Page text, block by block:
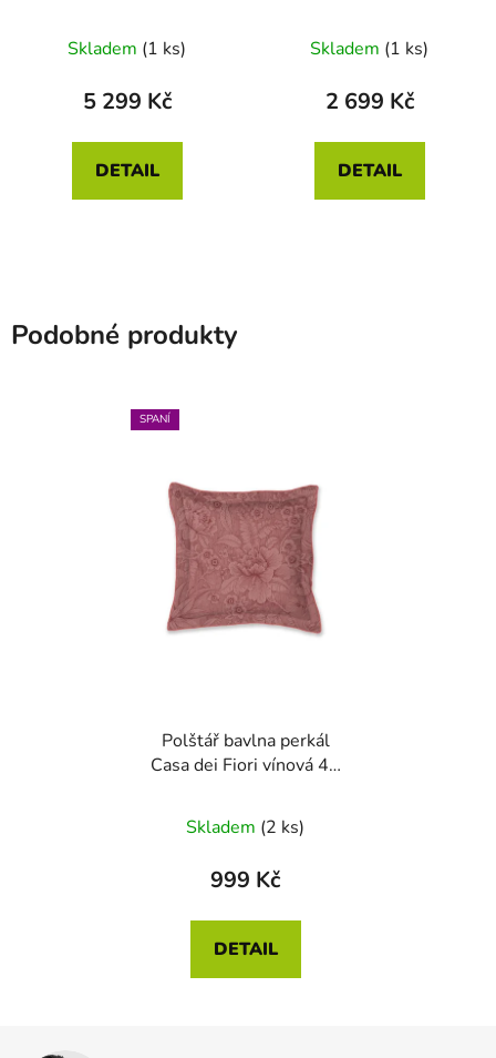
x 70
Skladem (1 ks)
5 299 Kč
DETAIL
Skladem (1 ks)
2 699 Kč
DETAIL
Podobné produkty
SPANÍ
Polštář bavlna perkál
Casa dei Fiori vínová 45
Skladem (2 ks)
999 Kč
DETAIL